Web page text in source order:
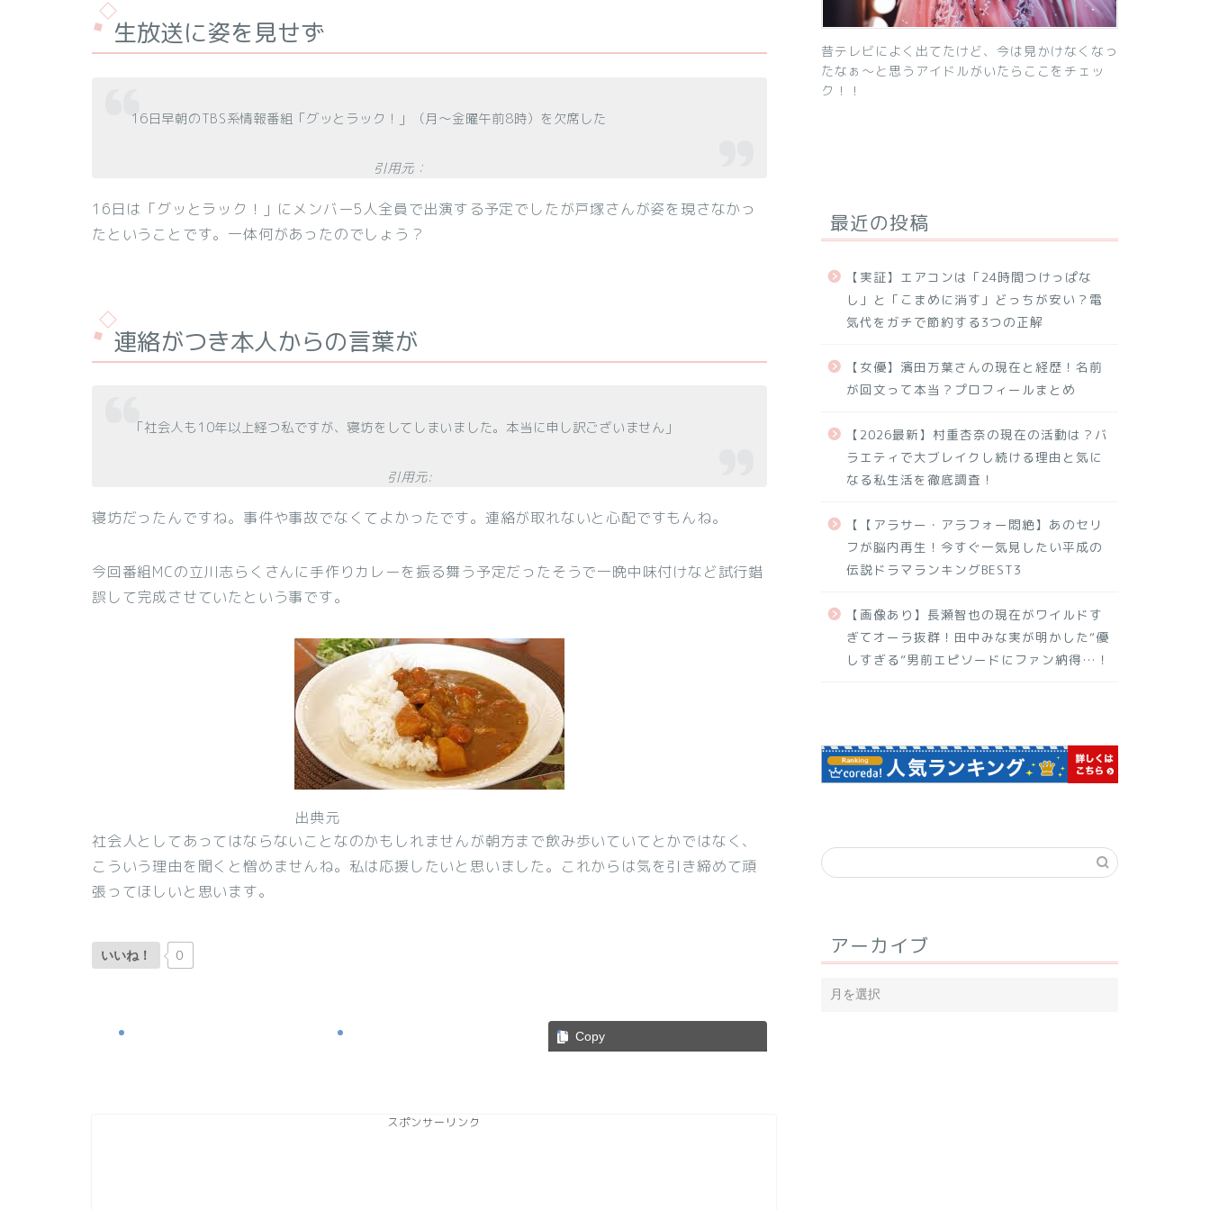
生放送に姿を見せず
16日早朝のTBS系情報番組「グッとラック！」（月～金曜午前8時）を欠席した
引用元：
16日は「グッとラック！」にメンバー5人全員で出演する予定でしたが戸塚さんが姿を現さなかっ
たということです。一体何があったのでしょう？
連絡がつき本人からの言葉が
「社会人も10年以上経つ私ですが、寝坊をしてしまいました。本当に申し訳ございません」
引用元:
寝坊だったんですね。事件や事故でなくてよかったです。連絡が取れないと心配ですもんね。
今回番組MCの立川志らくさんに手作りカレーを振る舞う予定だったそうで一晩中味付けなど試行錯
誤して完成させていたという事です。
出典元
社会人としてあってはならないことなのかもしれませんが朝方まで飲み歩いていてとかではなく、
こういう理由を聞くと憎めませんね。私は応援したいと思いました。これからは気を引き締めて頑
張ってほしいと思います。
いいね！ 0
Copy
スポンサーリンク
昔テレビによく出てたけど、今は見かけなくなっ
たなぁ～と思うアイドルがいたらここをチェッ
ク！！
最近の投稿
【実証】エアコンは「24時間つけっぱな
し」と「こまめに消す」どっちが安い？電
気代をガチで節約する3つの正解
【女優】濱田万葉さんの現在と経歴！名前
が回文って本当？プロフィールまとめ
【2026最新】村重杏奈の現在の活動は？バ
ラエティで大ブレイクし続ける理由と気に
なる私生活を徹底調査！
【【アラサー・アラフォー悶絶】あのセリ
フが脳内再生！今すぐ一気見したい平成の
伝説ドラマランキングBEST3
【画像あり】長瀬智也の現在がワイルドす
ぎてオーラ抜群！田中みな実が明かした“優
しすぎる”男前エピソードにファン納得…！
アーカイブ